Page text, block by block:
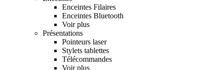
Enceintes Filaires
Enceintes Bluetooth
Voir plus
Présentations
Pointeurs laser
Stylets tablettes
Télécommandes
Voir plus